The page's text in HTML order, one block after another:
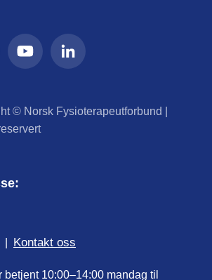
© Norsk Fysioterapeutforbund |
| Kontakt oss
betjent 10:00–14:00 mandag til